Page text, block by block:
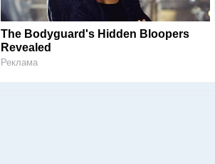
The Bodyguard's Hidden Bloopers
Revealed
Реклама